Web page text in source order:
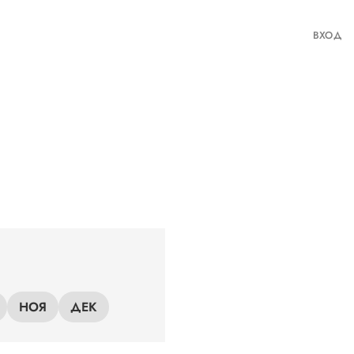
ВХОД
НОЯ ДЕК